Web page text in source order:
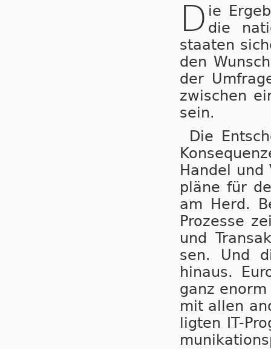
D ie
die
staa­ten
den
der
zwi­schen
sein.
Die
Han­del
plä­ne für
am Herd.
Pro­zes­se
und
sen. Und
hinaus.
ganz
mit allen
lig­ten IT-